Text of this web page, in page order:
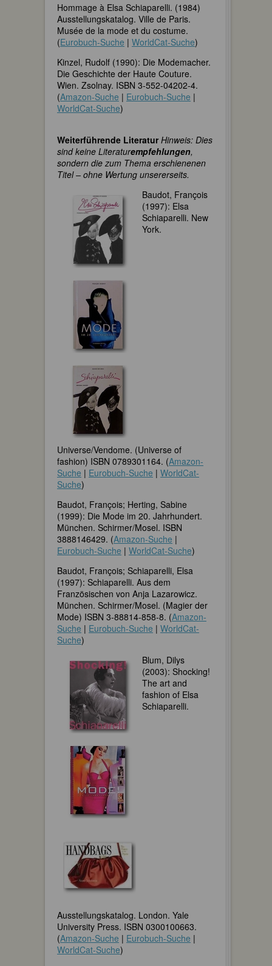
Hommage à Elsa Schiaparelli. (1984)
Ausstellungskatalog. Ville de Paris.
Musée de la mode et du costume.
(Eurobuch-Suche | WorldCat-Suche)
Kinzel, Rudolf (1990): Die Modemacher.
Die Geschichte der Haute Couture.
Wien. Zsolnay. ISBN 3-552-04202-4.
(Amazon-Suche | Eurobuch-Suche |
WorldCat-Suche)
Weiterführende Literatur Hinweis: Dies
sind keine Literaturempfehlungen,
sondern die zum Thema erschienenen
Titel – ohne Wertung unsererseits.
Baudot, François
(1997): Elsa
Schiaparelli. New
York.
Universe/Vendome. (Universe of
fashion) ISBN 0789301164. (Amazon-
Suche | Eurobuch-Suche | WorldCat-
Suche)
Baudot, François; Herting, Sabine
(1999): Die Mode im 20. Jahrhundert.
München. Schirmer/Mosel. ISBN
3888146429. (Amazon-Suche |
Eurobuch-Suche | WorldCat-Suche)
Baudot, François; Schiaparelli, Elsa
(1997): Schiaparelli. Aus dem
Französischen von Anja Lazarowicz.
München. Schirmer/Mosel. (Magier der
Mode) ISBN 3-88814-858-8. (Amazon-
Suche | Eurobuch-Suche | WorldCat-
Suche)
Blum, Dilys
(2003): Shocking!
The art and
fashion of Elsa
Schiaparelli.
Ausstellungskatalog. London. Yale
University Press. ISBN 0300100663.
(Amazon-Suche | Eurobuch-Suche |
WorldCat-Suche)